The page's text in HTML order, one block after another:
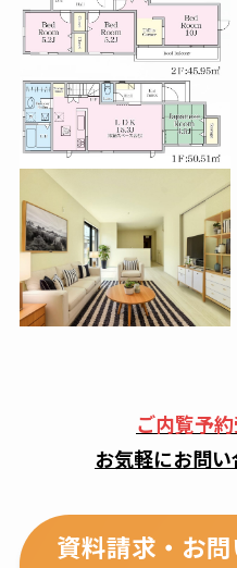
ご内覧予
お気軽にお問
資料請求・お